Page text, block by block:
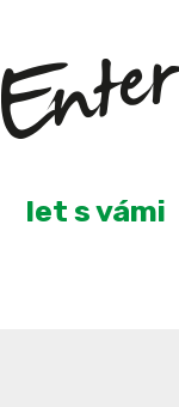
let s vámi